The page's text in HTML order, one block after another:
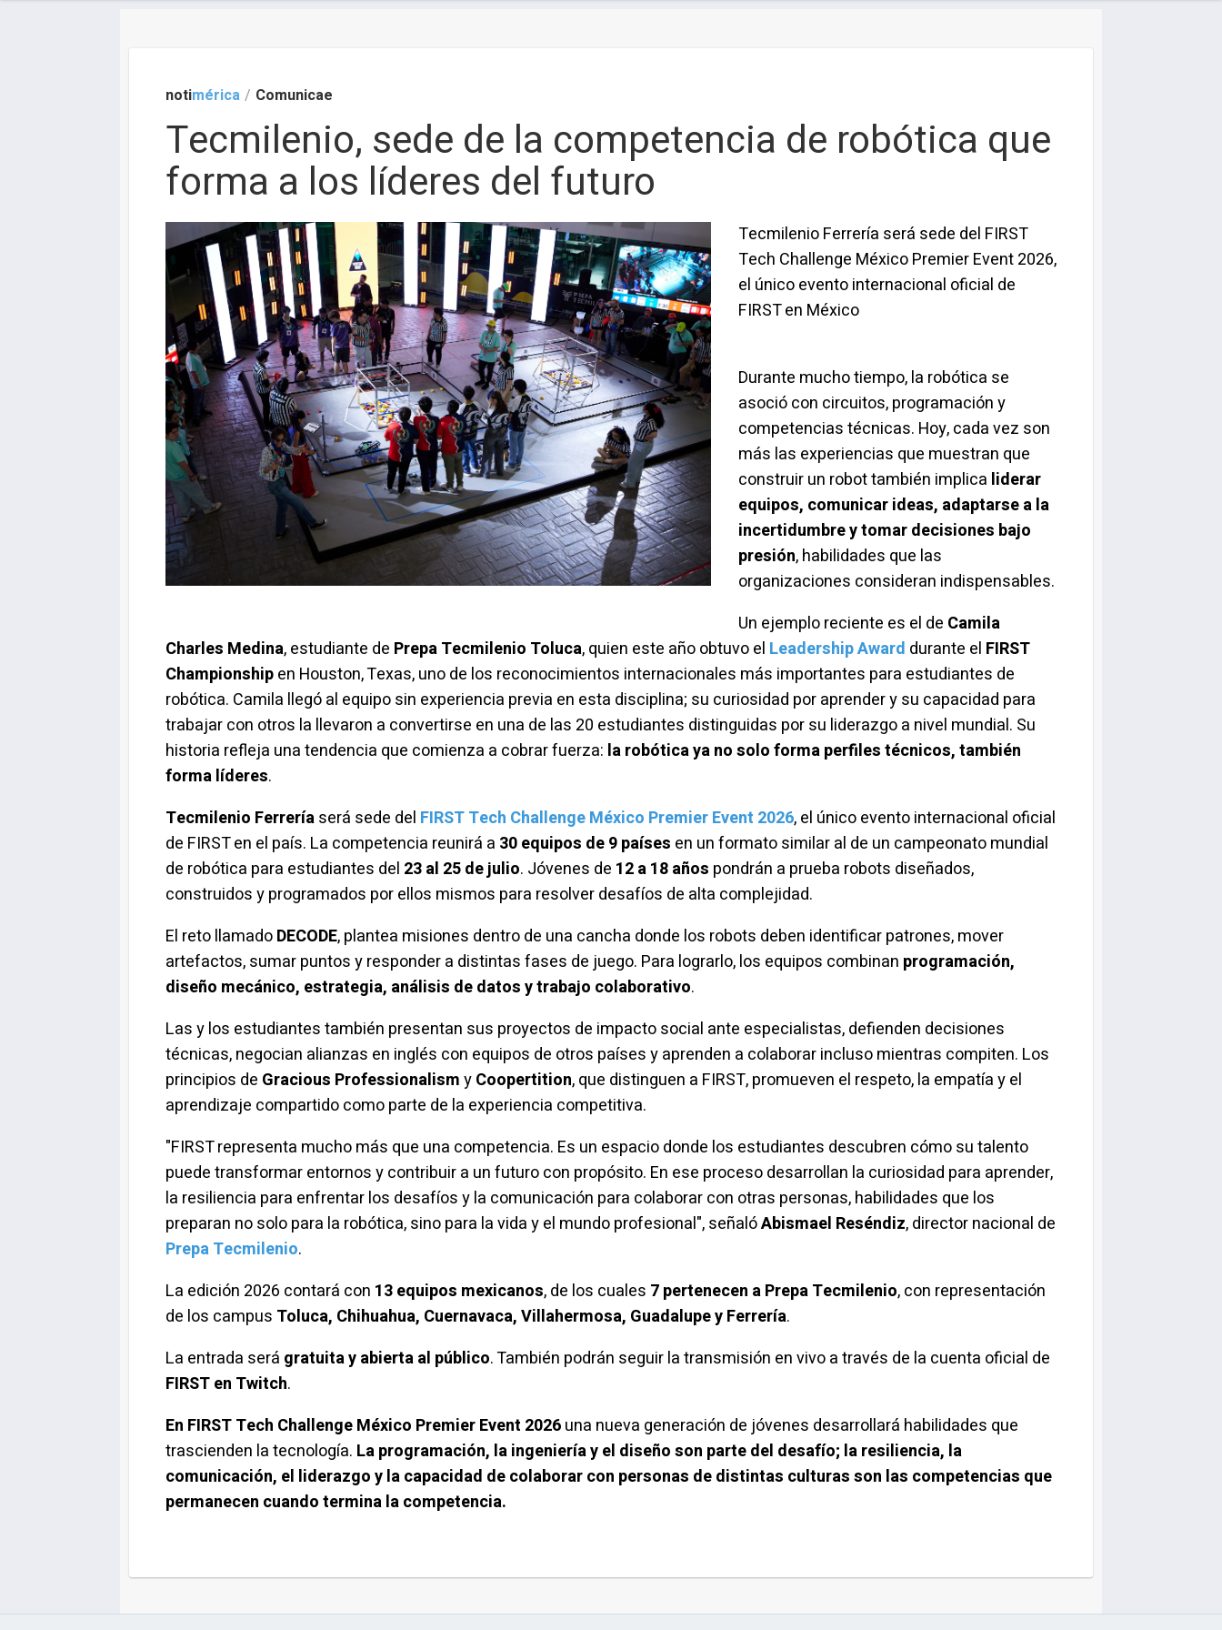
notimérica / Comunicae
Tecmilenio, sede de la competencia de robótica que
forma a los líderes del futuro
Tecmilenio Ferrería será sede del FIRST
Tech Challenge México Premier Event 2026,
el único evento internacional oficial de
FIRST en México
Durante mucho tiempo, la robótica se
asoció con circuitos, programación y
competencias técnicas. Hoy, cada vez son
más las experiencias que muestran que
construir un robot también implica liderar
equipos, comunicar ideas, adaptarse a la
incertidumbre y tomar decisiones bajo
presión, habilidades que las
organizaciones consideran indispensables.
Un ejemplo reciente es el de Camila
Charles Medina, estudiante de Prepa Tecmilenio Toluca, quien este año obtuvo el Leadership Award durante el FIRST
Championshipen Houston, Texas, uno de los reconocimientos internacionales más importantes para estudiantes de
robótica. Camila llegó al equipo sin experiencia previa en esta disciplina; su curiosidad por aprender y su capacidad para
trabajar con otros la llevaron a convertirse en una de las 20 estudiantes distinguidas por su liderazgo a nivel mundial. Su
historia refleja una tendencia que comienza a cobrar fuerza: la robótica ya no solo forma perfiles técnicos, también
forma líderes.
Tecmilenio Ferreríaserá sede del FIRST Tech Challenge México Premier Event 2026, el único evento internacional oficial
de FIRST en el país. La competencia reunirá a 30 equipos de 9 países en un formato similar al de un campeonato mundial
de robótica para estudiantes del 23 al 25 de julio. Jóvenes de 12 a 18 años pondrán a prueba robots diseñados,
construidos y programados por ellos mismos para resolver desafíos de alta complejidad.
El reto llamadoDECODE, plantea misiones dentro de una cancha donde los robots deben identificar patrones, mover
artefactos, sumar puntos y responder a distintas fases de juego. Para lograrlo, los equipos combinan programación,
diseño mecánico, estrategia, análisis de datos y trabajo colaborativo.
Las y los estudiantes también presentan sus proyectos de impacto social ante especialistas, defienden decisiones
técnicas, negocian alianzas en inglés con equipos de otros países y aprenden a colaborar incluso mientras compiten. Los
principios de Gracious ProfessionalismyCoopertition, que distinguen a FIRST, promueven el respeto, la empatía y el
aprendizaje compartido como parte de la experiencia competitiva.
"FIRST representa mucho más que una competencia. Es un espacio donde los estudiantes descubren cómo su talento
puede transformar entornos y contribuir a un futuro con propósito. En ese proceso desarrollan la curiosidad para aprender,
la resiliencia para enfrentar los desafíos y la comunicación para colaborar con otras personas, habilidades que los
preparan no solo para la robótica, sino para la vida y el mundo profesional", señalóAbismael Reséndiz, director nacional de
Prepa Tecmilenio.
La edición 2026 contará con 13 equipos mexicanos, de los cuales 7 pertenecen a Prepa Tecmilenio, con representación
de los campus Toluca, Chihuahua, Cuernavaca, Villahermosa, Guadalupe y Ferrería.
La entrada será gratuita y abierta al público. También podrán seguir la transmisión en vivo a través de la cuenta oficial de
FIRST en Twitch.
En FIRST Tech Challenge México Premier Event 2026una nueva generación de jóvenes desarrollará habilidades que
trascienden la tecnología. La programación, la ingeniería y el diseño son parte del desafío; la resiliencia, la
comunicación, el liderazgo y la capacidad de colaborar con personas de distintas culturas son las competencias que
permanecen cuando termina la competencia.